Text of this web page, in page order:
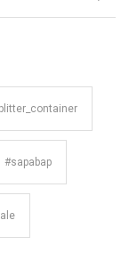
#sapabap